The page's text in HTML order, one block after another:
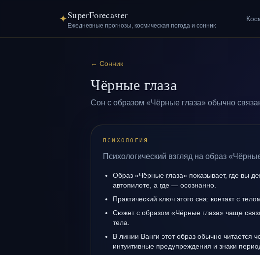
✦SuperForecaster
Ежедневные прогнозы, космическая погода и сонник
← Сонник
Чёрные глаза
Сон с образом «Чёрные глаза» обычно
ПСИХОЛОГИЯ
Психологический взгляд на образ
Образ «Чёрные глаза» показывает, где вы
автопилоте, а где — осознанно.
Практический ключ этого сна: контакт с
Сюжет с образом «Чёрные глаза» чаще
тела.
В линии Ванги этот образ обычно читается
интуитивные предупреждения и знаки